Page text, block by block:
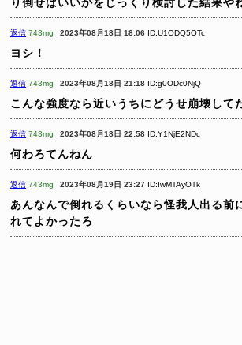
り倒せばいいかをじっくり検討した結果や
返信 743mg 2023年08月18日 18:06 ID:U1ODQ5OTc
ヨシ！
返信 743mg 2023年08月18日 21:18 ID:g0ODc0NjQ
こんな強度なら近いうちにどうせ崩壊して
返信 743mg 2023年08月18日 22:58 ID:Y1NjE2NDc
何わろてんねん
返信 743mg 2023年08月19日 23:27 ID:IwMTAyOTk
あんなんで倒れるくらいなら怪我人出る前
れてよかったろ